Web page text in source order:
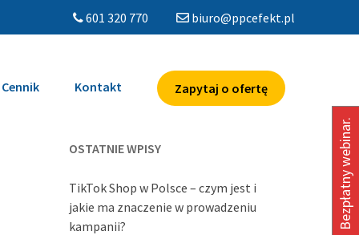
601 320 770 biuro@ppcefekt.pl
Cennik Kontakt Zapytaj o ofertę
OSTATNIE WPISY
TikTok Shop w Polsce – czym jest i
jakie ma znaczenie w prowadzeniu
kampanii?
Bezpłatny webinar.